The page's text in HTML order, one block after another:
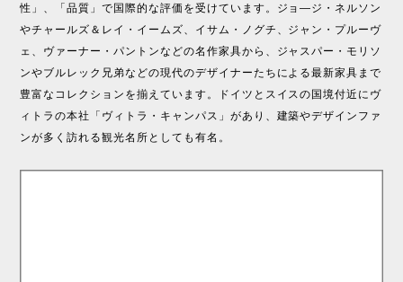
性」、「品質」で国際的な評価を受けています。ジョ―ジ・ネルソン
やチャールズ＆レイ・イームズ、イサム・ノグチ、ジャン・プルーヴ
ェ、ヴァーナー・パントンなどの名作家具から、ジャスパー・モリソ
ンやブルレック兄弟などの現代のデザイナーたちによる最新家具まで
豊富なコレクションを揃えています。ドイツとスイスの国境付近にヴ
ィトラの本社「ヴィトラ・キャンパス」があり、建築やデザインファ
ンが多く訪れる観光名所としても有名。